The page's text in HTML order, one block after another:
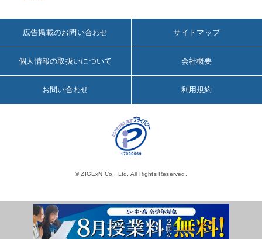
広告掲載のお問い合わせ サイトマップ
個人情報の取扱いについて 会社概要
お問い合わせ 利用規約
© ZIGExN Co., Ltd. All Rights Reserved.